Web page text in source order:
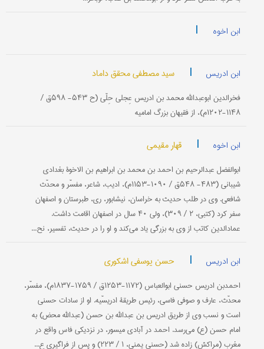
ابن اخوه |
ابن ادریس | سيد مصطفي‌ محقق‌ داماد
فخرالدین ابوعبدالله محمد بن ادریس عِجلی حِلّی (ح ۵۴۳- ۵۹۸ق /
۱۱۴۸-۱۲۰۲م)، از فقیهان بزرگ امامیه
ابن اخوه | قهار مقیمی
ابوالفضل عبدالرحیم بن احمد بن محمد بن ابراهیم بن الاخوۀ بغدادی
شیبانی (۴۸۳- ۵۴۸ق / ۱۰۹۰-۱۱۵۳م)، ادیب، شاعر، مفسّر و محدّث
شافعی. وی در طلب حدیث به خراسان، نیشابور، ری، طبرستان و اصفهان
سفر كرد (كتبی، ۲ / ۳۰۹)، ولی ۴۰ سال در اصفهان اقامت داشت.
عمادالدین كاتب از وی به بزرگی یاد می‌كند و او را در حدیث، تفسیر، نح...
ابن ادریس | حسن یوسفی اشکوری
احمدبن ادریس حسنی ابوالعباس (۱۱۷۲-۱۲۵۳ق / ۱۷۵۹-۱۸۳۷م)، مفسّر،
محدّث، عارف و صوفی فاسی، رئیس طریقۀ ادریسّیه. او از سادات حسنی
است و نسب وی از طریق ادریس بن عبدالله بن حسن (عبدالله محض) به
امام حسن (ع) می‌رسد. احمد در آبادی میسور، در نزدیكی فاس واقع در
مغرب (مراكش) زاده شد (حسنی یمنی، ۱ / ۲۲۳) و پس از فراگیری ع...